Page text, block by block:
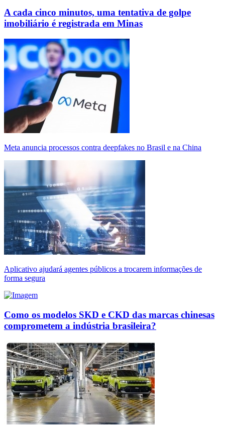
A cada cinco minutos, uma tentativa de golpe
imobiliário é registrada em Minas
Meta anuncia processos contra deepfakes no Brasil e na China
Aplicativo ajudará agentes públicos a trocarem informações de
forma segura
Como os modelos SKD e CKD das marcas chinesas
comprometem a indústria brasileira?